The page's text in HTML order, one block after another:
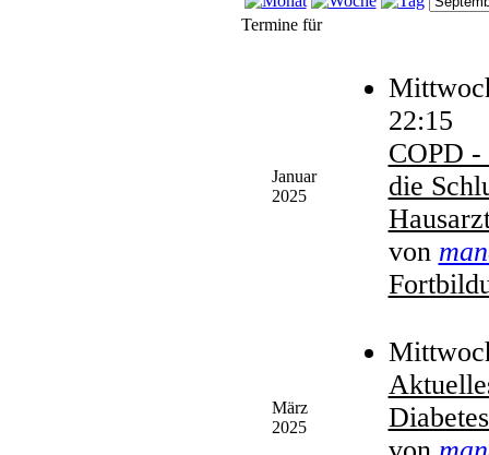
Termine für
Januar
2025
22:15
COPD
die
von
März
2025